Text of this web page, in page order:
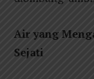
Air yang
Sejati